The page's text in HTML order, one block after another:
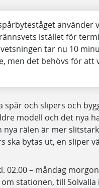
använder
istället för
tar nu 10
men det behövs för att
spår och slipers och
modell och det nya
rälen är mer
ska bytas ut, en sliper
02.00 – måndag
stationen, till Solvalla